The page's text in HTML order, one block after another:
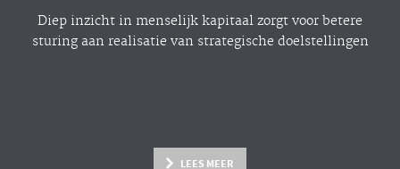
Diep inzicht in menselijk kapitaal zorgt voor betere
sturing aan realisatie van strategische doelstellingen
LEES MEER